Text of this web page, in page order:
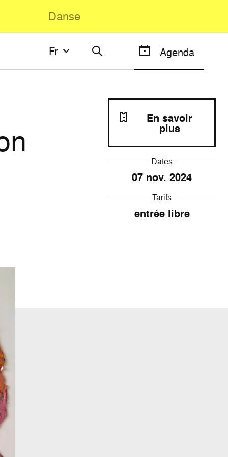
Danse
Fr
Fr Agenda
Dates
07 nov. 2024
Tarifs
entrée libre
En savoir
plus